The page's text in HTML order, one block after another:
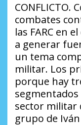
CONFLICTO.
combates
las FARC en
a generar
un tema
militar. Los
porque hay
sector militar
grupo de